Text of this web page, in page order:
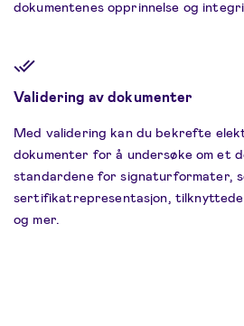
dokumentenes opprinnelse og
Validering av dokumenter
Med validering kan du bekrefte
dokumenter for å undersøke om et
standardene for signaturformater,
sertifikatrepresentasjon,
og mer.